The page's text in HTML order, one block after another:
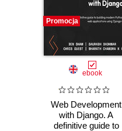
Promocja
ebook
Web Development
with Django. A
definitive guide to